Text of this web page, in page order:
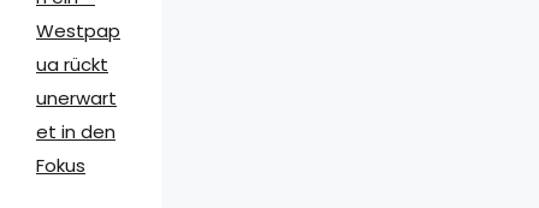
Westpap
ua rückt
unerwart
et in den
Fokus